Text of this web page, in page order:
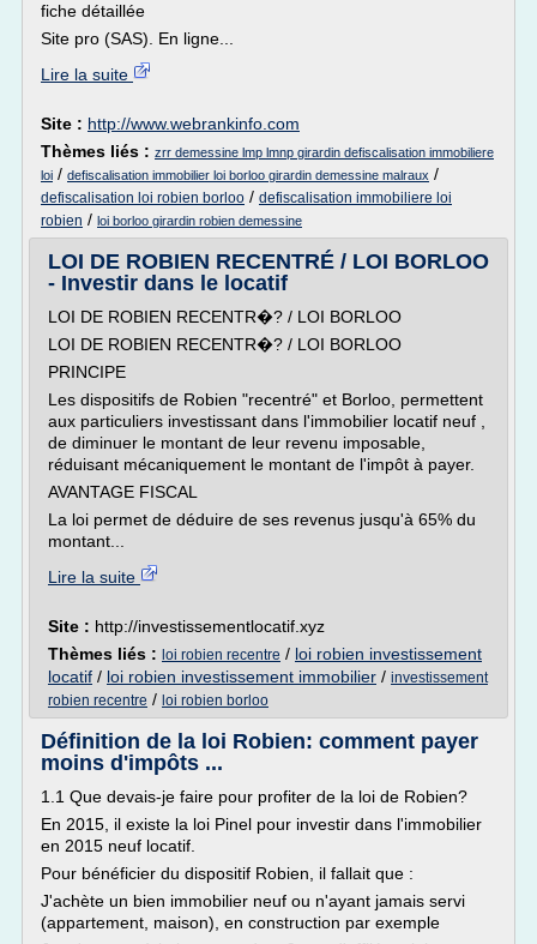
fiche détaillée
Site pro (SAS). En ligne...
Lire la suite
Site : http://www.webrankinfo.com
Thèmes liés : zrr demessine lmp lmnp girardin defiscalisation immobiliere
loi / defiscalisation immobilier loi borloo girardin demessine malraux /
defiscalisation loi robien borloo / defiscalisation immobiliere loi
robien / loi borloo girardin robien demessine
LOI DE ROBIEN RECENTRÉ / LOI BORLOO
- Investir dans le locatif
LOI DE ROBIEN RECENTR�? / LOI BORLOO
LOI DE ROBIEN RECENTR�? / LOI BORLOO
PRINCIPE
Les dispositifs de Robien "recentré" et Borloo, permettent
aux particuliers investissant dans l'immobilier locatif neuf ,
de diminuer le montant de leur revenu imposable,
réduisant mécaniquement le montant de l'impôt à payer.
AVANTAGE FISCAL
La loi permet de déduire de ses revenus jusqu'à 65% du
montant...
Lire la suite
Site : http://investissementlocatif.xyz
Thèmes liés : loi robien recentre / loi robien investissement
locatif / loi robien investissement immobilier / investissement
robien recentre / loi robien borloo
Définition de la loi Robien: comment payer
moins d'impôts ...
1.1 Que devais-je faire pour profiter de la loi de Robien?
En 2015, il existe la loi Pinel pour investir dans l'immobilier
en 2015 neuf locatif.
Pour bénéficier du dispositif Robien, il fallait que :
J'achète un bien immobilier neuf ou n'ayant jamais servi
(appartement, maison), en construction par exemple